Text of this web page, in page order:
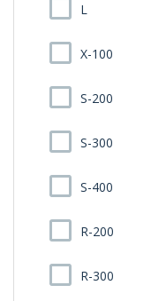
L
X-100
S-200
S-300
S-400
R-200
R-300